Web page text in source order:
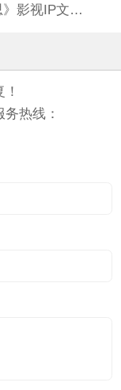
《长相思》影视IP文创亚克力流沙麻将
热线：